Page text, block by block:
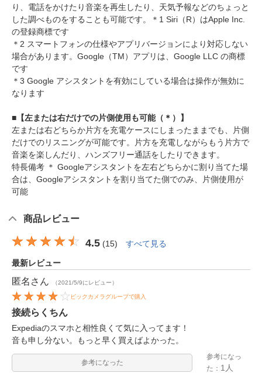
り、電話をかけたり音楽を再生したり、天気予報などのちょっと
した調べものをすることも可能です。＊1 Siri（R）はApple Inc.
の登録商標です
＊2 スマートフォンの仕様やアプリバージョンにより対応しない
場合があります。Google（TM）アプリは、Google LLC の商標
です
＊3 Google アシスタントを有効にしている場合は操作が無効に
なります
■【左または右だけでの片側使用も可能（＊）】
左または右どちらか片方を充電ケースにしまったままでも、片側
だけでのリスニングが可能です。片方を充電しながらもう片方で
音楽を楽しんだり、ハンズフリー通話をしたりできます。
特長備考 ＊ Googleアシスタントを左右どちらかに割り当てた場
合は、Googleアシスタントを割り当てた側でのみ、片側使用が
可能
商品レビュー
4.5 (15) すべて見る
最新レビュー
匿名 さん （2021/5/9にレビュー）
ビックカメラグループで購入
接続らくちん
Expediaのスマホと相性良くて気に入ってます！
音も申し分ない。もっと早く買えばよかった。
参考になった
参考になっ
た： 1人